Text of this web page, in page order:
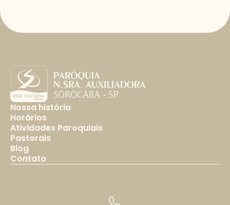
Nossa história
Horários
Atividades Paroquiais
Pastorais
Blog
Contato